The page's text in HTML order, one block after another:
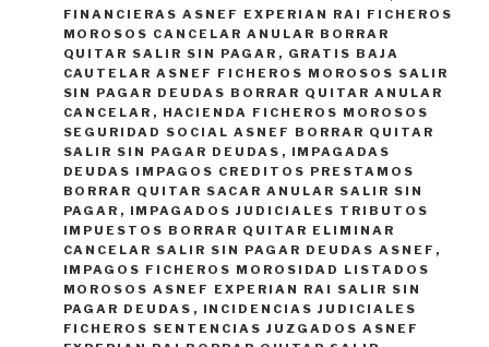
FINANCIERAS ASNEF EXPERIAN RAI FICHEROS
MOROSOS CANCELAR ANULAR BORRAR
QUITAR SALIR SIN PAGAR , GRATIS BAJA
CAUTELAR ASNEF FICHEROS MOROSOS SALIR
SIN PAGAR DEUDAS BORRAR QUITAR ANULAR
CANCELAR , HACIENDA FICHEROS MOROSOS
SEGURIDAD SOCIAL ASNEF BORRAR QUITAR
SALIR SIN PAGAR DEUDAS , IMPAGADAS
DEUDAS IMPAGOS CREDITOS PRESTAMOS
BORRAR QUITAR SACAR ANULAR SALIR SIN
PAGAR , IMPAGADOS JUDICIALES TRIBUTOS
IMPUESTOS BORRAR QUITAR ELIMINAR
CANCELAR SALIR SIN PAGAR DEUDAS ASNEF ,
IMPAGOS FICHEROS MOROSIDAD LISTADOS
MOROSOS ASNEF EXPERIAN RAI SALIR SIN
PAGAR DEUDAS , INCIDENCIAS JUDICIALES
FICHEROS SENTENCIAS JUZGADOS ASNEF